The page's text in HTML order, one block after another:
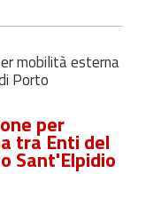
mobilità esterna
Porto
per
tra Enti del
Sant'Elpidio